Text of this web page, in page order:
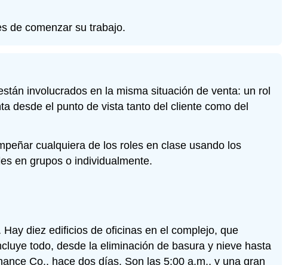
de comenzar su trabajo.
involucrados en la misma situación de venta: un rol
desde el punto de vista tanto del cliente como del
cualquiera de los roles en clase usando los
en grupos o individualmente.
diez edificios de oficinas en el complejo, que
todo, desde la eliminación de basura y nieve hasta
Co., hace dos días. Son las 5:00 a.m., y una gran